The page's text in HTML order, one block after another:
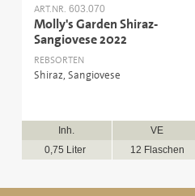
ART.NR. 603.070
Molly's Garden Shiraz-
Sangiovese 2022
REBSORTEN
Shiraz, Sangiovese
Inh.
VE
0,75 Liter
12 Flaschen